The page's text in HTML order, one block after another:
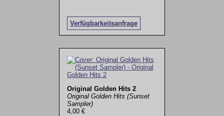
Verfügbarkeitsanfrage
Original Golden Hits 2
Original Golden Hits (Sunset
Sampler)
4,00 €